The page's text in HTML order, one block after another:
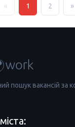
« 1 2 »
пошук вакансій за